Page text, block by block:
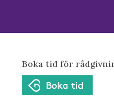
Boka tid för